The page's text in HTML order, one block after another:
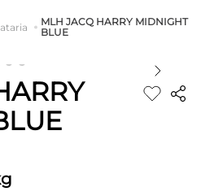
MLH JACQ HARRY MIDNIGHT
BLUE